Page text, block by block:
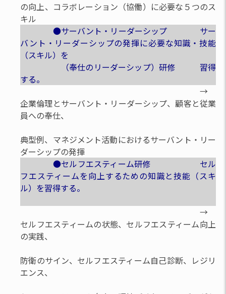
の向上、コラボレーション（協働）に必要な５つのス
キル
●サーバント・リーダーシップ サー
バント・リーダーシップの発揮に必要な知識・技能
（スキル）を
（奉仕のリーダーシップ）研修 習得
する。
→
企業倫理とサーバント・リーダーシップ、顧客と従業
員への奉仕、
典型例、マネジメント活動におけるサーバント・リー
ダーシップの発揮
●セルフエスティーム研修 セル
フエスティームを向上するための知識と技能（スキ
ル）を習得する。
→
セルフエスティームの状態、セルフエスティーム向上
の実践、
防衛のサイン、セルフエスティーム自己診断、レジリ
エンス、